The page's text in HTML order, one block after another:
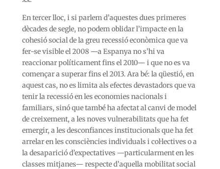
En tercer lloc, i si parlem d’aquestes dues primeres
dècades de segle, no podem oblidar l’impacte en la
cohesió social de la greu recessió econòmica que va
fer-se visible el 2008 —a Espanya no s’hi va
reaccionar políticament fins el 2010— i que no es va
començar a superar fins el 2013. Ara bé: la qüestió, en
aquest cas, no es limita als efectes devastadors que va
tenir la recessió en les economies nacionals i
familiars, sinó que també ha afectat al canvi de model
de creixement, a les noves vulnerabilitats que ha fet
emergir, a les desconfiances institucionals que ha fet
arrelar en les consciències individuals i col·lectives o a
la desaparició d’expectatives —particularment en les
classes mitjanes— respecte d’aquella mobilitat social